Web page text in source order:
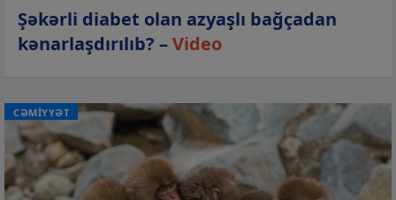
Şəkərli diabet olan azyaşlı bağçadan
kənarlaşdırılıb? –Video
CƏMİYYƏT